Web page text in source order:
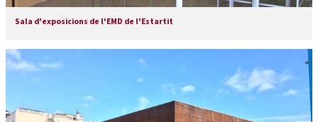
Sala d'exposicions de l'EMD de l'Estartit